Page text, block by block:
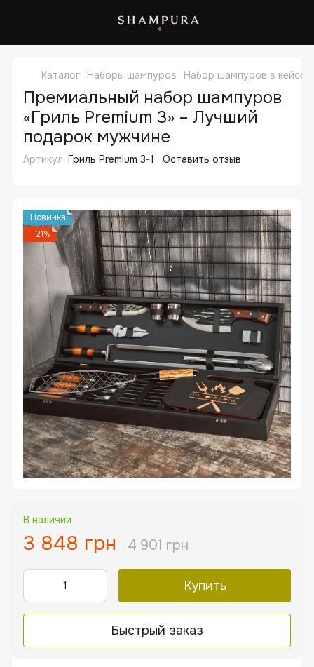
Каталог Наборы шампуров Набор шампуров в кейсе
Премиальный набор шампуров
«Гриль Premium 3» – Лучший
подарок мужчине
Артикул: Гриль Premium 3-1 Оставить отзыв
Новинка
−21%
В наличии
3 848 грн 4 901 грн
Купить
Быстрый заказ